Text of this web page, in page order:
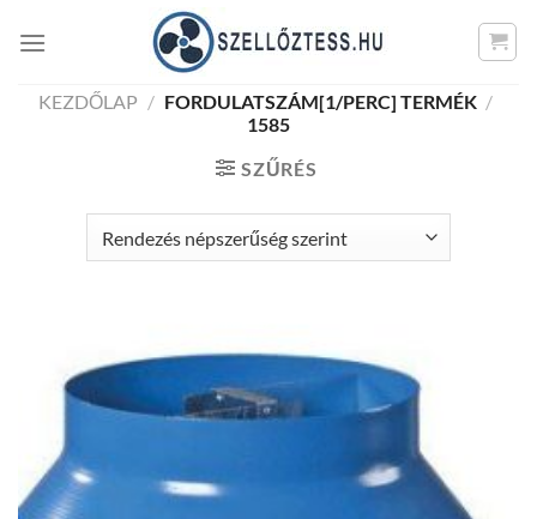
KEZDŐLAP / FORDULATSZÁM[1/PERC] TERMÉK /
1585
SZŰRÉS